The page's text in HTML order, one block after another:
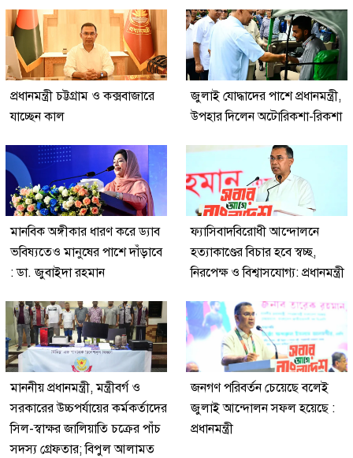
প্রধানমন্ত্রী চট্টগ্রাম ও কক্সবাজারে
যাচ্ছেন কাল
জুলাই যোদ্ধাদের পাশে প্রধানমন্ত্রী,
উপহার দিলেন অটোরিকশা-রিকশা
মানবিক অঙ্গীকার ধারণ করে ড্যাব
ভবিষ্যতেও মানুষের পাশে দাঁড়াবে
: ডা. জুবাইদা রহমান
ফ্যাসিবাদবিরোধী আন্দোলনে
হত্যাকাণ্ডের বিচার হবে স্বচ্ছ,
নিরপেক্ষ ও বিশ্বাসযোগ্য: প্রধানমন্ত্রী
মাননীয় প্রধানমন্ত্রী, মন্ত্রীবর্গ ও
সরকারের উচ্চপর্যায়ের কর্মকর্তাদের
সিল-স্বাক্ষর জালিয়াতি চক্রের পাঁচ
সদস্য গ্রেফতার; বিপুল আলামত
জনগণ পরিবর্তন চেয়েছে বলেই
জুলাই আন্দোলন সফল হয়েছে :
প্রধানমন্ত্রী